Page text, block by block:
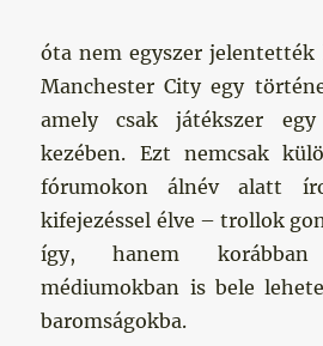
óta nem egyszer
Manchester City egy
amely csak játékszer egy
kezében. Ezt nemcsak
fórumokon álnév alatt
kifejezéssel élve – trollok
így, hanem
médiumokban is bele
baromságokba.